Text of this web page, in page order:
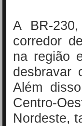
A BR-
corredor
na região
desbravar
Além
Centro-
Nordeste,